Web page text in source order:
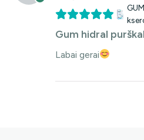
Gum hidral
Labai gerai